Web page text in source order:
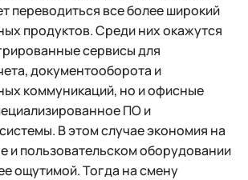
переводиться все более широкий
продуктов. Среди них окажутся
сервисы для
документооборота и
коммуникаций, но и офисные
ПО и
В этом случае экономия на
и пользовательском оборудовании
ощутимой. Тогда на смену